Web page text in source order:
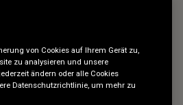
von Cookies auf Ihrem Gerät zu,
zu analysieren und unsere
ändern oder alle Cookies
Datenschutzrichtlinie, um mehr zu